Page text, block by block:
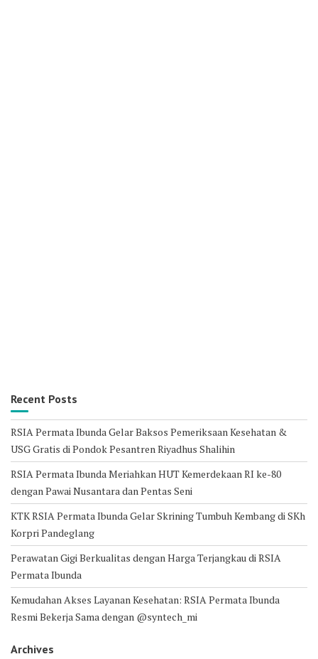
Recent Posts
RSIA Permata Ibunda Gelar Baksos Pemeriksaan Kesehatan &
USG Gratis di Pondok Pesantren Riyadhus Shalihin
RSIA Permata Ibunda Meriahkan HUT Kemerdekaan RI ke-80
dengan Pawai Nusantara dan Pentas Seni
KTK RSIA Permata Ibunda Gelar Skrining Tumbuh Kembang di SKh
Korpri Pandeglang
Perawatan Gigi Berkualitas dengan Harga Terjangkau di RSIA
Permata Ibunda
Kemudahan Akses Layanan Kesehatan: RSIA Permata Ibunda
Resmi Bekerja Sama dengan @syntech_mi
Archives